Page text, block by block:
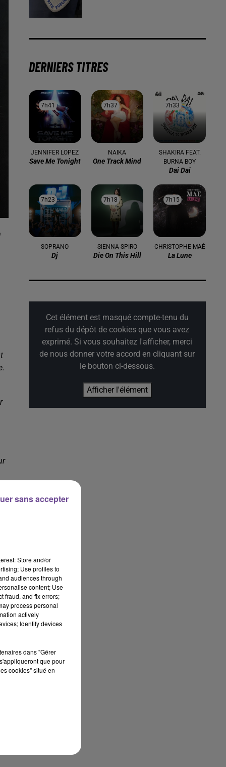
DERNIERS TITRES
7h41
7h41
JENNIFER LOPEZ
Save Me Tonight
7h37
7h37
NAIKA
One Track Mind
7h33
7h33
SHAKIRA FEAT.
BURNA BOY
Dai Dai
7h23
7h23
SOPRANO
Dj
7h18
7h18
SIENNA SPIRO
Die On This Hill
7h15
7h15
CHRISTOPHE MAÉ
La Lune
Cet élément est masqué compte-tenu du
refus du dépôt de cookies que vous avez
exprimé. Si vous souhaitez l'afficher, merci
de nous donner votre accord en cliquant sur
le bouton ci-dessous.
Afficher l'élément
Store and/or
Use profiles to
audiences through
content; Use
fraud, and fix errors;
process personal
actively
Identify devices
dans "Gérer
que pour
cookies" situé en
sans accepter